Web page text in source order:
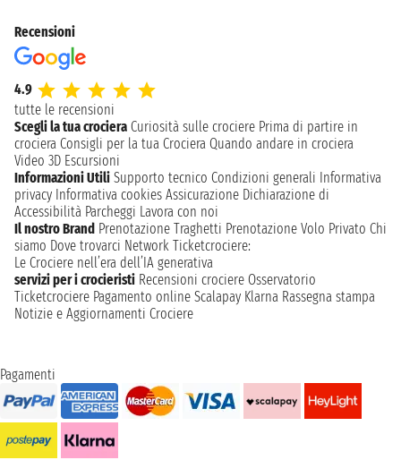
Recensioni
4.9
tutte le recensioni
Scegli la tua crociera Curiosità sulle crociere Prima di partire in
crociera Consigli per la tua Crociera Quando andare in crociera
Video 3D Escursioni
Informazioni Utili Supporto tecnico Condizioni generali Informativa
privacy Informativa cookies Assicurazione Dichiarazione di
Accessibilità Parcheggi Lavora con noi
Il nostro Brand Prenotazione Traghetti Prenotazione Volo Privato Chi
siamo Dove trovarci Network Ticketcrociere:
Le Crociere nell’era dell’IA generativa
servizi per i crocieristi Recensioni crociere Osservatorio
Ticketcrociere Pagamento online Scalapay Klarna Rassegna stampa
Notizie e Aggiornamenti Crociere
Pagamenti